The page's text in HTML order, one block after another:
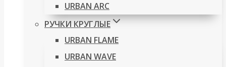
URBAN ARC
РУЧКИ КРУГЛЫЕ
URBAN FLAME
URBAN WAVE